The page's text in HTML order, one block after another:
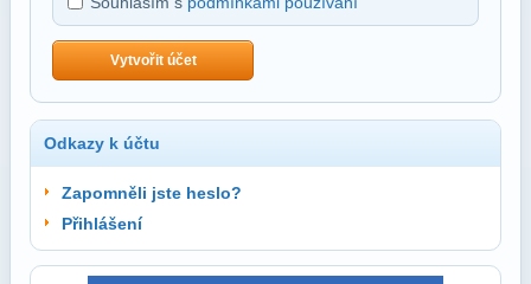
Vytvořit účet
Odkazy k účtu
Zapomněli jste heslo?
Přihlášení